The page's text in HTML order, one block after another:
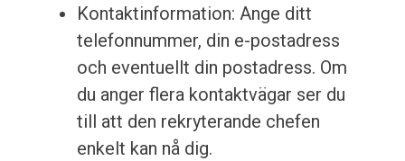
Kontaktinformation: Ange ditt
telefonnummer, din e-postadress
och eventuellt din postadress. Om
du anger flera kontaktvägar ser du
till att den rekryterande chefen
enkelt kan nå dig.